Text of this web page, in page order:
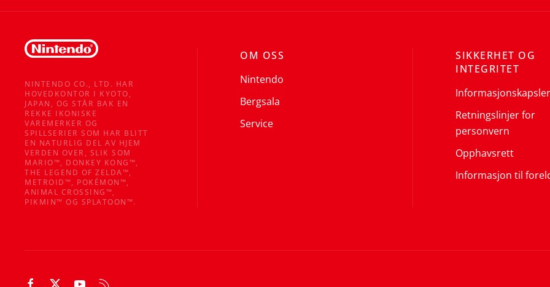
NINTENDO CO., LTD. HAR
HOVEDKONTOR I KYOTO,
JAPAN, OG STÅR BAK EN
REKKE IKONISKE
VAREMERKER OG
SPILLSERIER SOM HAR BLITT
EN NATURLIG DEL AV HJEM
VERDEN OVER, SLIK SOM
MARIO™, DONKEY KONG™,
THE LEGEND OF ZELDA™,
METROID™, POKÉMON™,
ANIMAL CROSSING™,
PIKMIN™ OG SPLATOON™.
OM OSS
Nintendo
Bergsala
Service
SIKKERHET OG
INTEGRITET
Informasjonskapsler
Retningslinjer for
personvern
Opphavsrett
Informasjon til